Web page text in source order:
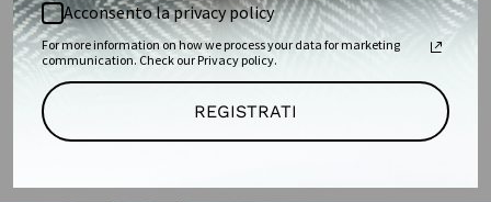
FELPA GIROCOLLO IN
€92,50 €185,00
BERMUDA IN COTONE
Acconsento la privacy policy
For more information on how we process your data for marketing
communication. Check our Privacy policy.
REGISTRATI